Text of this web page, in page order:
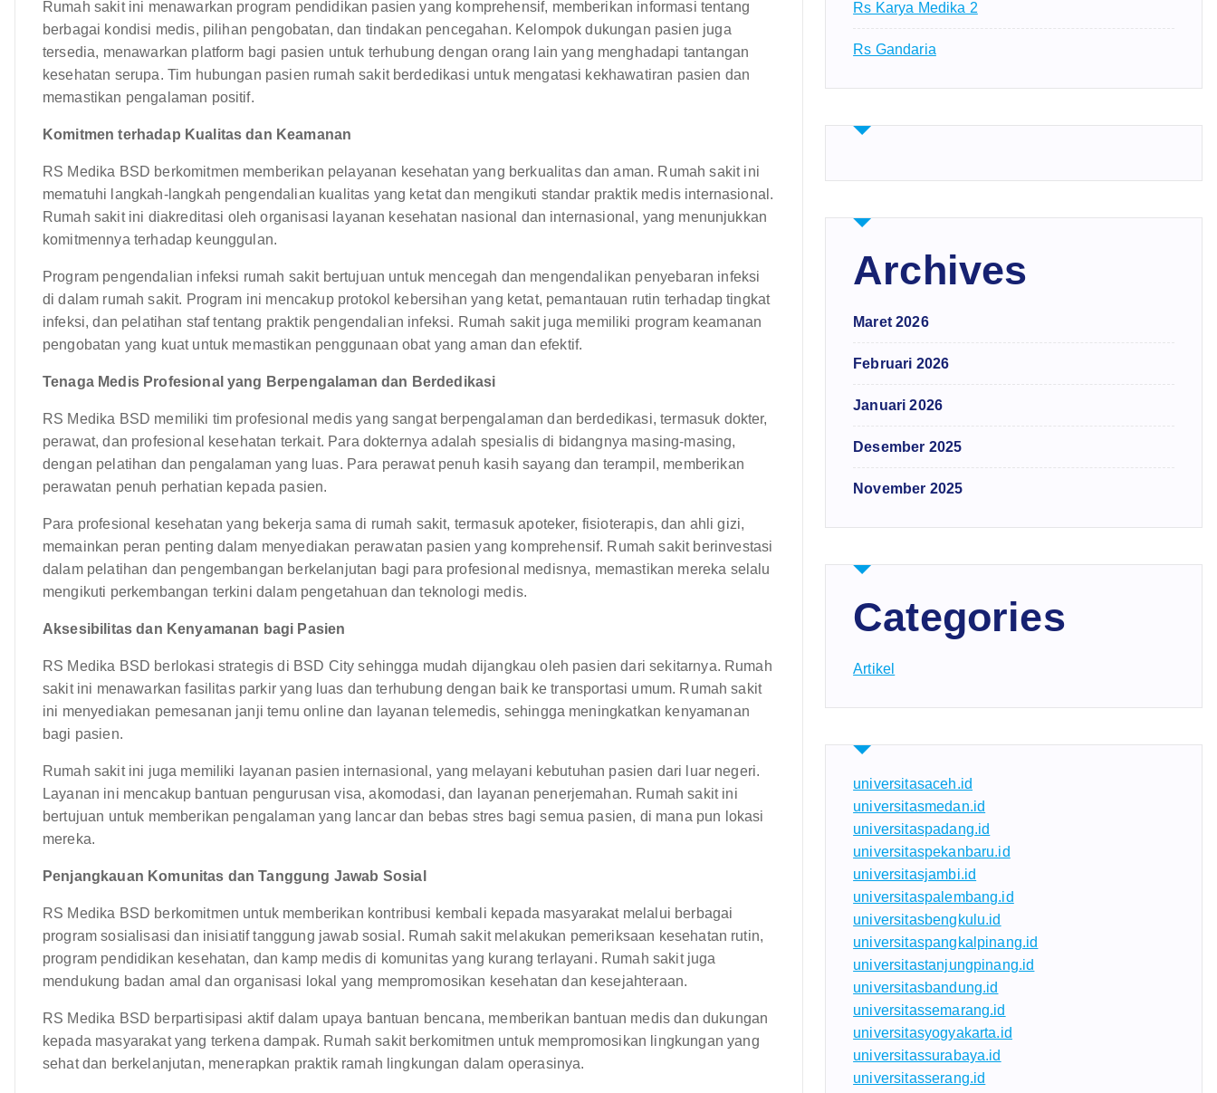
Rumah sakit ini menawarkan program pendidikan pasien yang komprehensif, memberikan informasi tentang
berbagai kondisi medis, pilihan pengobatan, dan tindakan pencegahan. Kelompok dukungan pasien juga
tersedia, menawarkan platform bagi pasien untuk terhubung dengan orang lain yang menghadapi tantangan
kesehatan serupa. Tim hubungan pasien rumah sakit berdedikasi untuk mengatasi kekhawatiran pasien dan
memastikan pengalaman positif.
Komitmen terhadap Kualitas dan Keamanan
RS Medika BSD berkomitmen memberikan pelayanan kesehatan yang berkualitas dan aman. Rumah sakit ini
mematuhi langkah-langkah pengendalian kualitas yang ketat dan mengikuti standar praktik medis internasional.
Rumah sakit ini diakreditasi oleh organisasi layanan kesehatan nasional dan internasional, yang menunjukkan
komitmennya terhadap keunggulan.
Program pengendalian infeksi rumah sakit bertujuan untuk mencegah dan mengendalikan penyebaran infeksi
di dalam rumah sakit. Program ini mencakup protokol kebersihan yang ketat, pemantauan rutin terhadap tingkat
infeksi, dan pelatihan staf tentang praktik pengendalian infeksi. Rumah sakit juga memiliki program keamanan
pengobatan yang kuat untuk memastikan penggunaan obat yang aman dan efektif.
Tenaga Medis Profesional yang Berpengalaman dan Berdedikasi
RS Medika BSD memiliki tim profesional medis yang sangat berpengalaman dan berdedikasi, termasuk dokter,
perawat, dan profesional kesehatan terkait. Para dokternya adalah spesialis di bidangnya masing-masing,
dengan pelatihan dan pengalaman yang luas. Para perawat penuh kasih sayang dan terampil, memberikan
perawatan penuh perhatian kepada pasien.
Para profesional kesehatan yang bekerja sama di rumah sakit, termasuk apoteker, fisioterapis, dan ahli gizi,
memainkan peran penting dalam menyediakan perawatan pasien yang komprehensif. Rumah sakit berinvestasi
dalam pelatihan dan pengembangan berkelanjutan bagi para profesional medisnya, memastikan mereka selalu
mengikuti perkembangan terkini dalam pengetahuan dan teknologi medis.
Aksesibilitas dan Kenyamanan bagi Pasien
RS Medika BSD berlokasi strategis di BSD City sehingga mudah dijangkau oleh pasien dari sekitarnya. Rumah
sakit ini menawarkan fasilitas parkir yang luas dan terhubung dengan baik ke transportasi umum. Rumah sakit
ini menyediakan pemesanan janji temu online dan layanan telemedis, sehingga meningkatkan kenyamanan
bagi pasien.
Rumah sakit ini juga memiliki layanan pasien internasional, yang melayani kebutuhan pasien dari luar negeri.
Layanan ini mencakup bantuan pengurusan visa, akomodasi, dan layanan penerjemahan. Rumah sakit ini
bertujuan untuk memberikan pengalaman yang lancar dan bebas stres bagi semua pasien, di mana pun lokasi
mereka.
Penjangkauan Komunitas dan Tanggung Jawab Sosial
RS Medika BSD berkomitmen untuk memberikan kontribusi kembali kepada masyarakat melalui berbagai
program sosialisasi dan inisiatif tanggung jawab sosial. Rumah sakit melakukan pemeriksaan kesehatan rutin,
program pendidikan kesehatan, dan kamp medis di komunitas yang kurang terlayani. Rumah sakit juga
mendukung badan amal dan organisasi lokal yang mempromosikan kesehatan dan kesejahteraan.
RS Medika BSD berpartisipasi aktif dalam upaya bantuan bencana, memberikan bantuan medis dan dukungan
kepada masyarakat yang terkena dampak. Rumah sakit berkomitmen untuk mempromosikan lingkungan yang
sehat dan berkelanjutan, menerapkan praktik ramah lingkungan dalam operasinya.
Rs Karya Medika 2
Rs Gandaria
Archives
Maret 2026
Februari 2026
Januari 2026
Desember 2025
November 2025
Categories
Artikel
universitasaceh.id
universitasmedan.id
universitaspadang.id
universitaspekanbaru.id
universitasjambi.id
universitaspalembang.id
universitasbengkulu.id
universitaspangkalpinang.id
universitastanjungpinang.id
universitasbandung.id
universitassemarang.id
universitasyogyakarta.id
universitassurabaya.id
universitasserang.id